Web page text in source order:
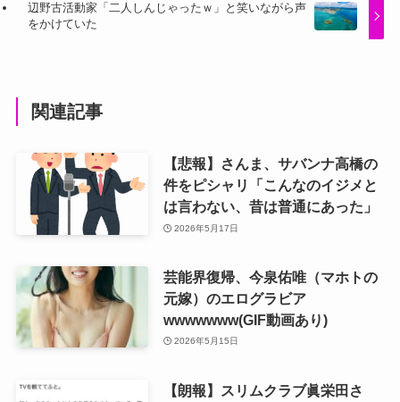
辺野古活動家「二人しんじゃったｗ」と笑いながら声
をかけていた
関連記事
【悲報】さんま、サバンナ高橋の
件をピシャリ「こんなのイジメと
は言わない、昔は普通にあった」
2026年5月17日
芸能界復帰、今泉佑唯（マホトの
元嫁）のエログラビア
wwwwwww(GIF動画あり)
2026年5月15日
【朗報】スリムクラブ眞栄田さ